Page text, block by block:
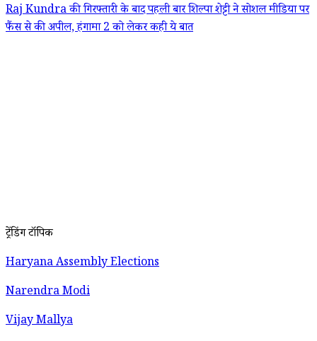
Raj Kundra की गिरफ्तारी के बाद पहली बार शिल्पा शेट्टी ने सोशल मीडिया पर
फैंस से की अपील, हंगामा 2 को लेकर कही ये बात
ट्रेंडिंग टॉपिक
Haryana Assembly Elections
Narendra Modi
Vijay Mallya